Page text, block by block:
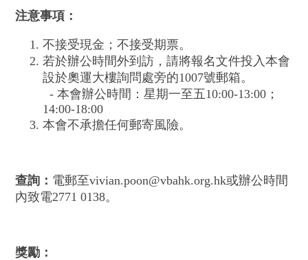
注意事項：
不接受現金；不接受期票。
若於辦公時間外到訪，請將報名文件投入本會
設於奧運大樓詢問處旁的1007號郵箱。
- 本會辦公時間：星期一至五10:00-13:00；
14:00-18:00
本會不承擔任何郵寄風險。
查詢： 電郵至vivian.poon@vbahk.org.hk或辦公時間
內致電2771 0138。
獎勵：